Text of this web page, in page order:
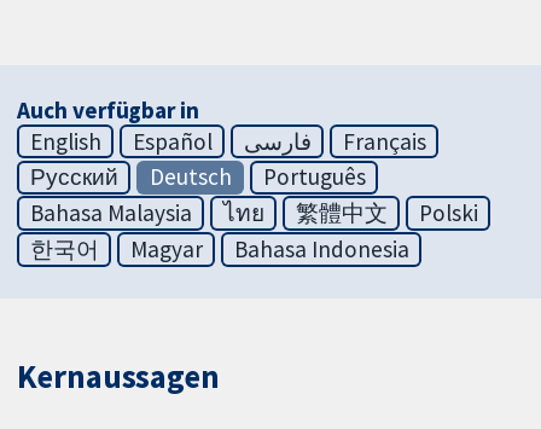
Auch verfügbar in
English
Español فارسی
Français
Русский
Deutsch
Português
Bahasa Malaysia
ไทย 繁體中文
Polski
한국어
Magyar Bahasa Indonesia
Kernaussagen